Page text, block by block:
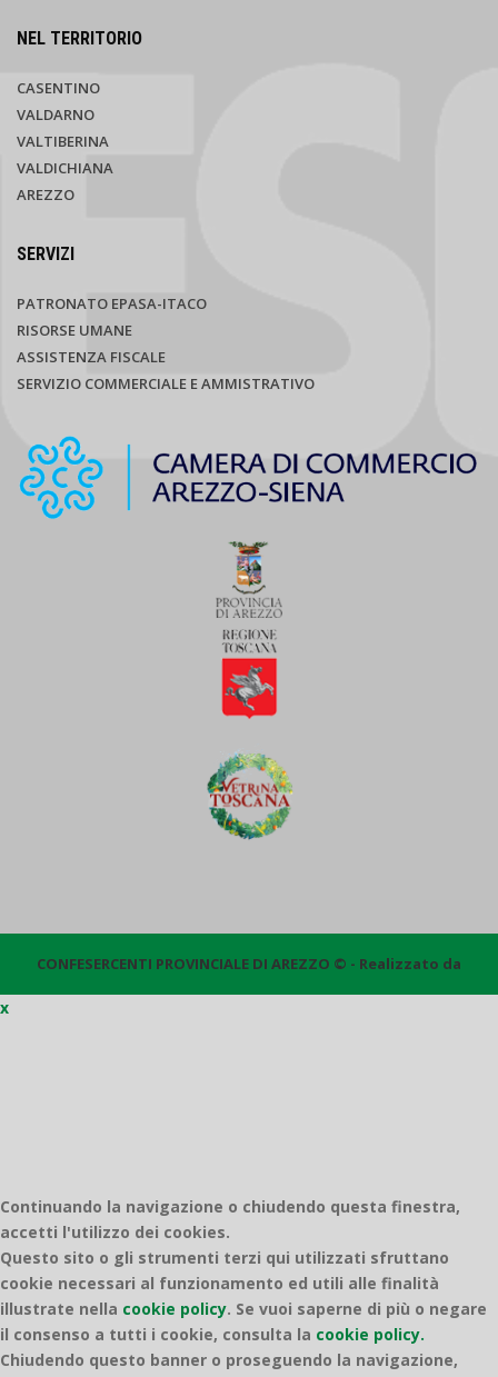
NEL TERRITORIO
CASENTINO
VALDARNO
VALTIBERINA
VALDICHIANA
AREZZO
SERVIZI
PATRONATO EPASA-ITACO
RISORSE UMANE
ASSISTENZA FISCALE
SERVIZIO COMMERCIALE E AMMISTRATIVO
CONFESERCENTI PROVINCIALE DI AREZZO © - Realizzato da
x
Continuando la navigazione o chiudendo questa finestra,
accetti l'utilizzo dei cookies.
Questo sito o gli strumenti terzi qui utilizzati sfruttano
cookie necessari al funzionamento ed utili alle finalità
illustrate nella cookie policy. Se vuoi saperne di più o negare
il consenso a tutti i cookie, consulta la cookie policy.
Chiudendo questo banner o proseguendo la navigazione,